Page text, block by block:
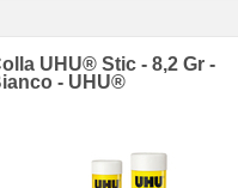
UHU® Stic - 8,2 Gr -
- UHU®